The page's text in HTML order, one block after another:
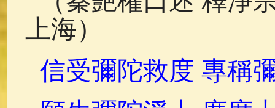
上海）
信受彌陀救度 專稱